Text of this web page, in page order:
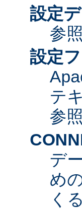
設定
参
設定
テ
参
デ
め
く